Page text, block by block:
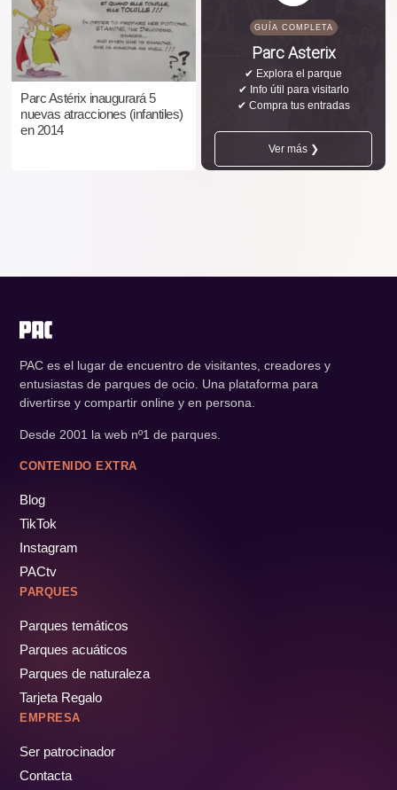
Parc Astérix inaugurará 5
nuevas atracciones (infantiles)
en 2014
GUÍA COMPLETA
Parc Asterix
✔ Explora el parque
✔ Info útil para visitarlo
✔ Compra tus entradas
Ver más ❯
PAC es el lugar de encuentro de visitantes, creadores y
entusiastas de parques de ocio. Una plataforma para
divertirse y compartir online y en persona.
Desde 2001 la web nº1 de parques.
CONTENIDO EXTRA
Blog
TikTok
Instagram
PACtv
PARQUES
Parques temáticos
Parques acuáticos
Parques de naturaleza
Tarjeta Regalo
EMPRESA
Ser patrocinador
Contacta